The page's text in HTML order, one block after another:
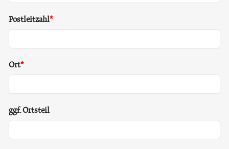
Postleitzahl
Ort
ggf. Ortsteil